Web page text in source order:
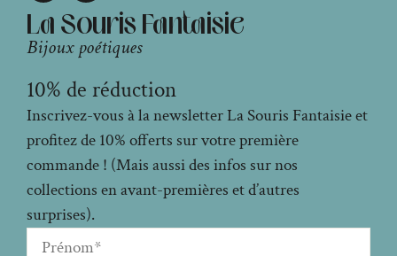
La Souris Fantaisie
Bijoux poétiques
10% de réduction
Inscrivez-vous à la newsletter La Souris Fantaisie et
profitez de 10% offerts sur votre première
commande ! (Mais aussi des infos sur nos
collections en avant-premières et d’autres
surprises).